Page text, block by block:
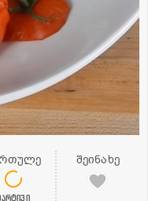
შეინახე